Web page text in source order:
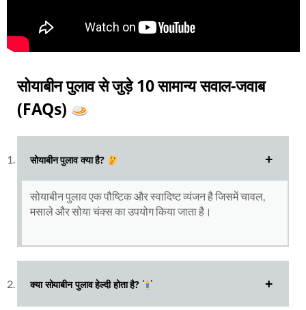
सोयाबीन पुलाव से जुड़े 10 सामान्य सवाल-जवाब
(FAQs)
सोयाबीन पुलाव क्या है?
सोयाबीन पुलाव एक पौष्टिक और स्वादिष्ट व्यंजन है जिसमें चावल,
मसाले और सोया चंक्स का उपयोग किया जाता है।
क्या सोयाबीन पुलाव हेल्दी होता है?